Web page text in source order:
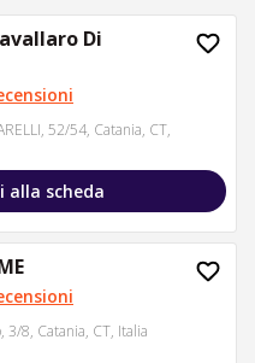
Di
52/54, Catania, CT,
alla scheda
3/8, Catania, CT, Italia